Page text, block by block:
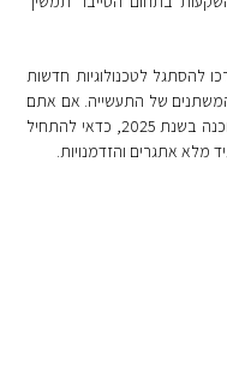
להסתגל לטכנולוגיות חדשות
של התעשייה. אם אתם
מחפשים הזדמנויות חדשות בתחום פיתוח התוכנה בשנת 2025, כדאי להתחיל
מלא אתגרים והזדמנויות.